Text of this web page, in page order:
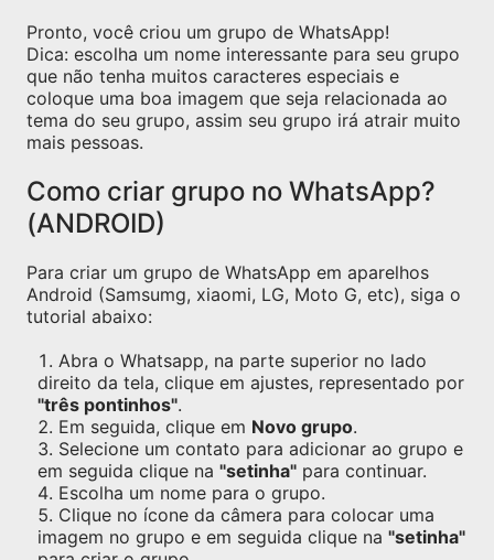
Pronto, você criou um grupo de WhatsApp!
Dica: escolha um nome interessante para seu grupo
que não tenha muitos caracteres especiais e
coloque uma boa imagem que seja relacionada ao
tema do seu grupo, assim seu grupo irá atrair muito
mais pessoas.
Como criar grupo no WhatsApp?
(ANDROID)
Para criar um grupo de WhatsApp em aparelhos
Android (Samsumg, xiaomi, LG, Moto G, etc), siga o
tutorial abaixo:
Abra o Whatsapp, na parte superior no lado
direito da tela, clique em ajustes, representado por
"três pontinhos".
Em seguida, clique em Novo grupo.
Selecione um contato para adicionar ao grupo e
em seguida clique na "setinha" para continuar.
Escolha um nome para o grupo.
Clique no ícone da câmera para colocar uma
imagem no grupo e em seguida clique na "setinha"